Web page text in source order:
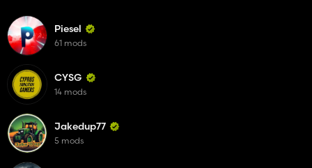
Piesel
61 mods
CYSG
14 mods
Jakedup77
5 mods